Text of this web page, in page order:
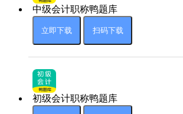
中级会计职称鸭题库
立即下载 扫码下载
初级会计职称鸭题库